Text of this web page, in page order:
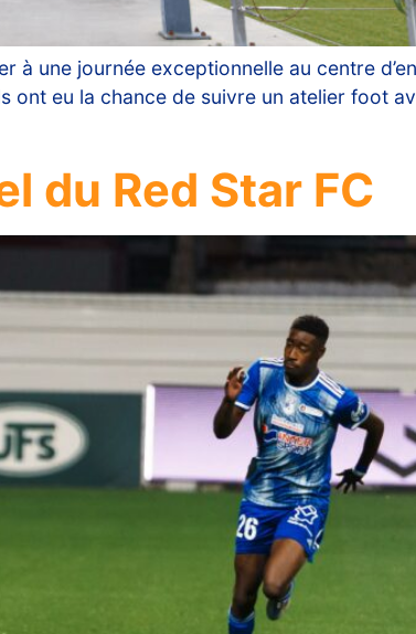
à une journée exceptionnelle au centre
ont eu la chance de suivre un atelier foot
du Red Star FC